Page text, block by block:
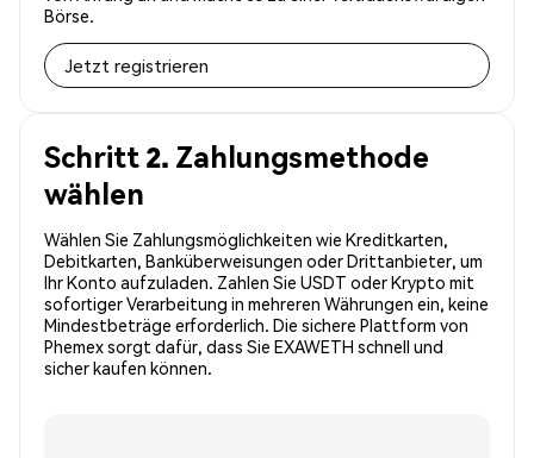
Börse.
Jetzt registrieren
Schritt 2. Zahlungsmethode
wählen
Wählen Sie Zahlungsmöglichkeiten wie Kreditkarten,
Debitkarten, Banküberweisungen oder Drittanbieter, um
Ihr Konto aufzuladen. Zahlen Sie USDT oder Krypto mit
sofortiger Verarbeitung in mehreren Währungen ein, keine
Mindestbeträge erforderlich. Die sichere Plattform von
Phemex sorgt dafür, dass Sie EXAWETH schnell und
sicher kaufen können.